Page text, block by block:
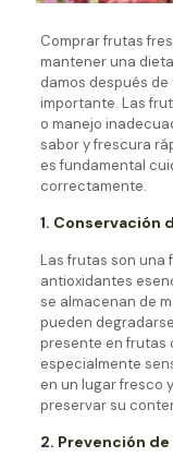
Comprar frutas
mantener una
damos después
importante. Las
o manejo
sabor y frescura
es fundamental
correctamente.
1. Conservación
Las frutas son una
antioxidantes
se almacenan de
pueden
presente en frutas
especialmente
en un lugar fresco
preservar su
2. Prevención